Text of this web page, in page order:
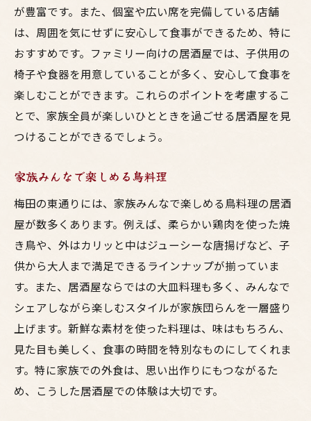
が豊富です。また、個室や広い席を完備している店舗
は、周囲を気にせずに安心して食事ができるため、特に
おすすめです。ファミリー向けの居酒屋では、子供用の
椅子や食器を用意していることが多く、安心して食事を
楽しむことができます。これらのポイントを考慮するこ
とで、家族全員が楽しいひとときを過ごせる居酒屋を見
つけることができるでしょう。
家族みんなで楽しめる鳥料理
梅田の東通りには、家族みんなで楽しめる鳥料理の居酒
屋が数多くあります。例えば、柔らかい鶏肉を使った焼
き鳥や、外はカリッと中はジューシーな唐揚げなど、子
供から大人まで満足できるラインナップが揃っていま
す。また、居酒屋ならではの大皿料理も多く、みんなで
シェアしながら楽しむスタイルが家族団らんを一層盛り
上げます。新鮮な素材を使った料理は、味はもちろん、
見た目も美しく、食事の時間を特別なものにしてくれま
す。特に家族での外食は、思い出作りにもつながるた
め、こうした居酒屋での体験は大切です。